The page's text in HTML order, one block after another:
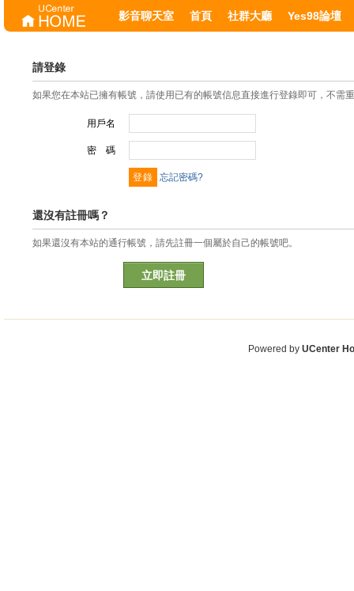
影音聊天室 首頁 社群大廳 Yes98論壇
請登錄
如果您在本站已擁有帳號，請使用已有的帳號信息直接進行登錄即可，不需
用戶名
密 碼
忘記密碼?
還沒有註冊嗎？
如果還沒有本站的通行帳號，請先註冊一個屬於自己的帳號吧。
立即註冊
Powered by UCenter